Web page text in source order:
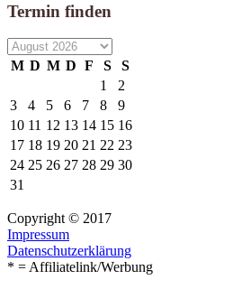
Termin finden
M D M D F S
S
1
2
3
4 5 6 7 8
9
10 11 12 13 14 15 16
17 18 19 20 21 22 23
24 25 26 27 28 29 30
31
Copyright © 2017
Impressum
Datenschutzerklärung
* = Affiliatelink/Werbung